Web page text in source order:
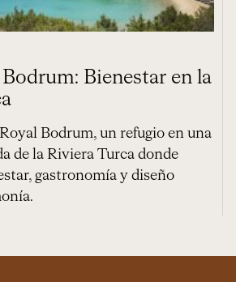
Bienestar en la
Bodrum, un refugio en una
de la Riviera Turca donde
gastronomía y diseño